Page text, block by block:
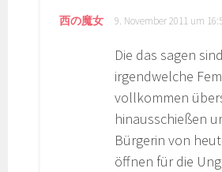
西の魔女 9. November 2011 um
Die das sagen
irgendwelche
vollkommen
hinausschießen
Bürgerin von
öffnen für die